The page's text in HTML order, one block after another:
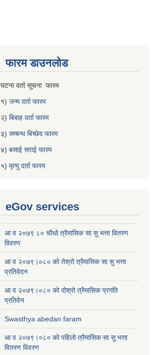
फारम डाउनलोड
घटना दर्ता सूचना फारम
१) जन्म दर्ता फारम
२) बिबाह दर्ता फारम
३) सम्बन्ध बिच्छेद फारम
४) बसाई सराई फारम
५) मृत्यु दर्ता फारम
eGov services
आ व २०७९ ८० चौथो त्रैमासिक सा सु भत्ता वितरण
विवरण
आ व २०७९।०८० को तेश्रो त्रैमासिक सा सु भत्ता
प्रतिवेदन
आ व २०७९।०८० को दोश्रो त्रैमासिक प्रगति
प्रतिवेन
Swasthya abedan faram
आ व २०७९।०८० को पहिलो त्रैमासिक सा सु भत्ता
वितरण विवरण